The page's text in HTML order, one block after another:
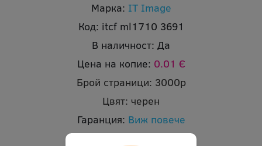
Марка: IT Image
Код: itcf ml1710 3691
В наличност: Да
Цена на копие: 0.01 €
Брой страници: 3000p
Цвят: черен
Гаранция: Виж повече
Ревю: Оцени продукта